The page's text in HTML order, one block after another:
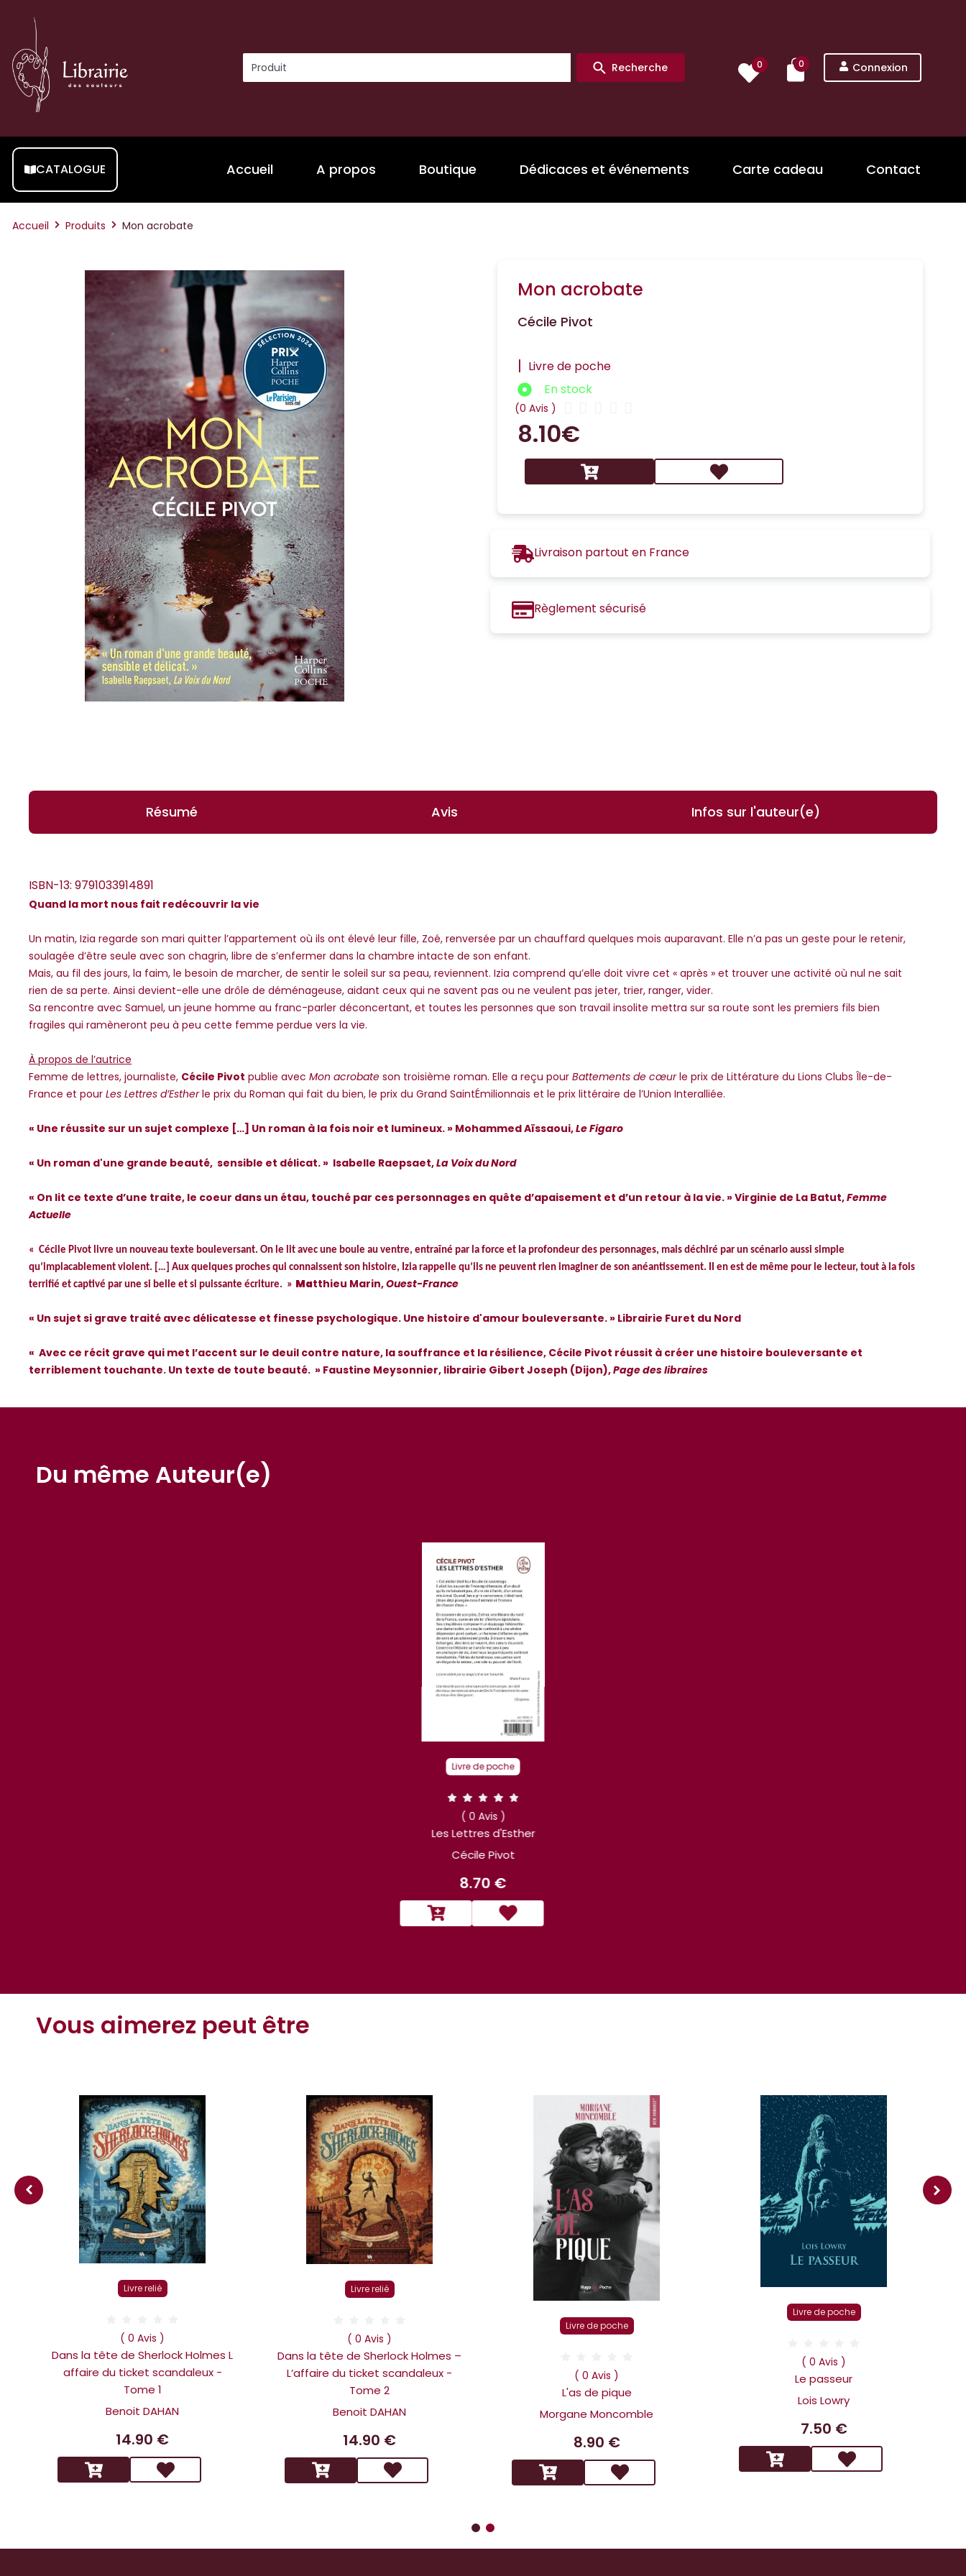
Recherche 0 0 Connexion
CATALOGUE Accueil A propos Boutique Dédicaces et événements Carte cadeau Contact
Accueil Produits Mon acrobate
Mon acrobate
Cécile Pivot
| Livre de poche
En stock
(0 Avis )
8.10€
Livraison partout en France
Règlement sécurisé
Résumé Avis Infos sur l'auteur(e)
ISBN-13: 9791033914891
Quand la mort nous fait redécouvrir la vie
Un matin, Izia regarde son mari quitter l’appartement où ils ont élevé leur fille, Zoé, renversée par un chauffard quelques mois auparavant. Elle n’a pas un geste pour le retenir,
soulagée d’être seule avec son chagrin, libre de s’enfermer dans la chambre intacte de son enfant.
Mais, au fil des jours, la faim, le besoin de marcher, de sentir le soleil sur sa peau, reviennent. Izia comprend qu’elle doit vivre cet « après » et trouver une activité où nul ne sait
rien de sa perte. Ainsi devient-elle une drôle de déménageuse, aidant ceux qui ne savent pas ou ne veulent pas jeter, trier, ranger, vider.
Sa rencontre avec Samuel, un jeune homme au franc-parler déconcertant, et toutes les personnes que son travail insolite mettra sur sa route sont les premiers fils bien
fragiles qui ramèneront peu à peu cette femme perdue vers la vie.
À propos de l’autrice
Femme de lettres, journaliste, Cécile Pivot publie avec Mon acrobate son troisième roman. Elle a reçu pour Battements de cœurle prix de Littérature du Lions Clubs Île-de-
France et pour Les Lettres d’Estherle prix du Roman qui fait du bien, le prix du Grand SaintÉmilionnais et le prix littéraire de l’Union Interalliée.
« Une réussite sur un sujet complexe […] Un roman à la fois noir et lumineux. » Mohammed Aïssaoui,Le Figaro
« Un roman d'une grande beauté, sensible et délicat. » Isabelle Raepsaet,La Voix du Nord
« On lit ce texte d’une traite, le coeur dans un étau, touché par ces personnages en quête d’apaisement et d’un retour à la vie. » Virginie de La Batut,Femme
Actuelle
« Cécile Pivot livre un nouveau texte bouleversant. On le lit avec une boule au ventre, entraîné par la force et la profondeur des personnages, mais déchiré par un scénario aussi simple
qu’implacablement violent. […] Aux quelques proches qui connaissent son histoire, Izia rappelle qu’ils ne peuvent rien imaginer de son anéantissement. II en est de même pour le lecteur, tout à la fois
terrifié et captivé par une si belle et si puissante écriture. » Matthieu Marin,Ouest-France
« Un sujet si grave traité avec délicatesse et finesse psychologique. Une histoire d'amour bouleversante. » Librairie Furet du Nord
« Avec ce récit grave qui met l’accent sur le deuil contre nature, la souffrance et la résilience, Cécile Pivot réussit à créer une histoire bouleversante et
terriblement touchante. Un texte de toute beauté. » Faustine Meysonnier, librairie Gibert Joseph (Dijon),Page des libraires
Du même Auteur(e)
Livre de poche
( 0 Avis )
Les Lettres d'Esther
Cécile Pivot
8.70 €
Vous aimerez peut être
Livre relié
( 0 Avis )
Dans la tête de Sherlock Holmes L
affaire du ticket scandaleux -
Tome 1
Benoit DAHAN
14.90 €
Livre relié
( 0 Avis )
Dans la tête de Sherlock Holmes –
L’affaire du ticket scandaleux -
Tome 2
Benoit DAHAN
14.90 €
Livre de poche
( 0 Avis )
L'as de pique
Morgane Moncomble
8.90 €
Livre de poche
( 0 Avis )
Le passeur
Lois Lowry
7.50 €